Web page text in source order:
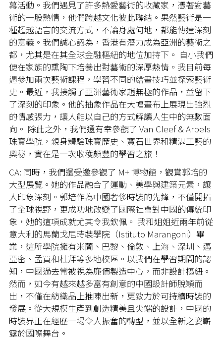
幕活動。我們遇見了許多熱愛藝術的收藏家，憑著對藝
術的一股熱情，他們跨越文化彼此聯結。果然藝術是一
種超越語言的交流方式，不論身處何地，都能傳達深刻
的意義。我們誠心認為，香港有潛力成為亞洲的藝術之
都，尤其是在其全球金融樞紐的地位加持下。 自小我們
便在家族的熏陶下培養出對藝術的深厚熱情。我目前每
週參加兩次藝術課程，學習不同的繪畫技巧並探索藝術
史。最近，我接觸了亞洲藝術家趙無極的作品，並留下
了深刻的印象。他的抽象作品在大幅畫布上展現出強烈
的情感張力，讓人能以自己的方式解讀人生中的無數面
向。 除此之外，我們還有幸參觀了 Van Cleef & Arpels
珠寶學院，親身體驗珠寶歷史、寶石世界和精湛工藝的
奧秘，實在是一次收穫頗豐的學習之旅！
CA: 同時，我們還受邀參觀了 M+ 博物館，觀賞郭培的
大型展覽。她的作品融合了運動、美學與建築元素，讓
人印象深刻。郭培作為中國奢侈時裝的先鋒，不僅開拓
了全球視野，更成功地改變了國際社會對中國的傳統印
象，她的這項成就尤其令我欽佩。 我和姐姐近兩年前從
意大利的馬蘭戈尼時裝學院（Istituto Marangoni）畢
業，這所學院擁有米蘭、巴黎、倫敦、上海、深圳、邁
亞密、孟買和杜拜等多地校區。以我們在學習期間的認
知，中國過去常被視為廉價製造中心，而非設計樞紐。
然而，如今有越來越多富有創意的中國設計師脫穎而
出，不僅在紡織品上推陳出新，更致力於可持續時裝的
發展。從大規模生產到創造精美且尖端的設計，中國的
時裝界正在經歷一場令人振奮的轉型，並以全新之姿嶄
露於國際舞台。